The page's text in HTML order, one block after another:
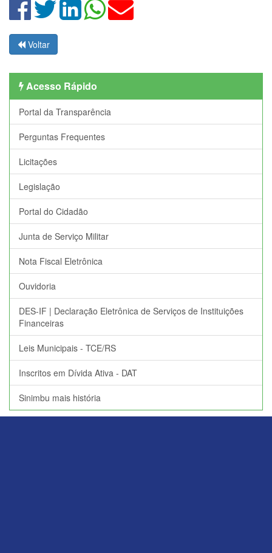
Voltar
Acesso Rápido
Portal da Transparência
Perguntas Frequentes
Licitações
Legislação
Portal do Cidadão
Junta de Serviço Militar
Nota Fiscal Eletrônica
Ouvidoria
DES-IF | Declaração Eletrônica de Serviços de Instituições
Financeiras
Leis Municipais - TCE/RS
Inscritos em Dívida Ativa - DAT
Sinimbu mais história